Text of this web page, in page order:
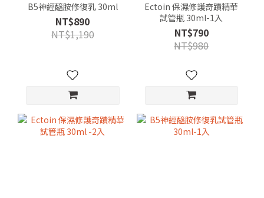
B5神經醯胺修復乳 30ml
NT$890
NT$1,190
Ectoin 保濕修護奇蹟精華
試管瓶 30ml-1入
NT$790
NT$980